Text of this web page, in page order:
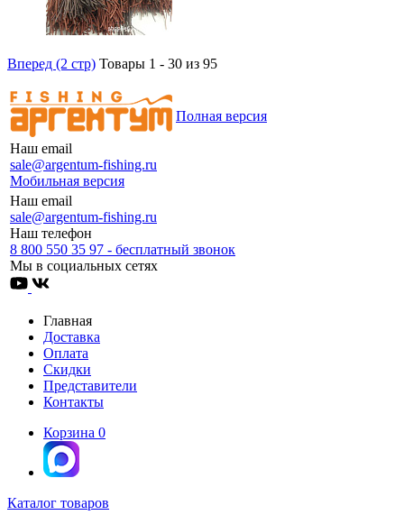
Вперед (2 стр) Товары 1 - 30 из 95
Наш email
sale@argentum-fishing.ru
Мобильная версия
Полная версия
Наш email
sale@argentum-fishing.ru
Наш телефон
8 800 550 35 97 - бесплатный звонок
Мы в социальных сетях
Главная
Доставка
Оплата
Скидки
Представители
Контакты
Корзина 0
Каталог товаров